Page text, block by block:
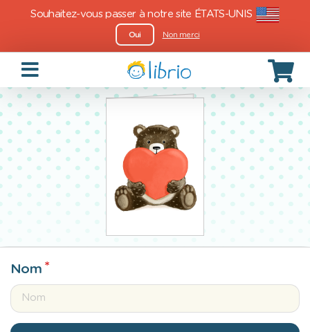
Souhaitez-vous passer à notre site ÉTATS-UNIS
Oui Non merci
Nom